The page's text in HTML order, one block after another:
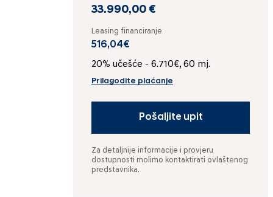
33.990,00 €
Leasing financiranje
516,04€
20% učešće - 6.710€, 60 mj.
Prilagodite plaćanje
Pošaljite upit
Za detaljnije informacije i provjeru
dostupnosti molimo kontaktirati ovlaštenog
predstavnika.